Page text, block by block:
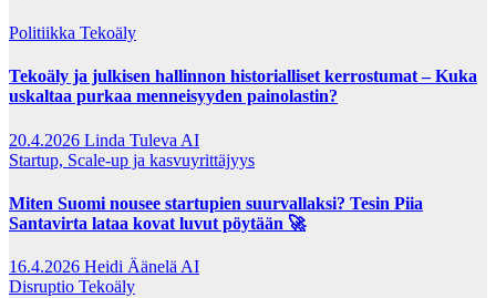
Politiikka Tekoäly
Tekoäly ja julkisen hallinnon historialliset kerrostumat – Kuka
uskaltaa purkaa menneisyyden painolastin?
20.4.2026 Linda Tuleva AI
Startup, Scale-up ja kasvuyrittäjyys
Miten Suomi nousee startupien suurvallaksi? Tesin Piia
Santavirta lataa kovat luvut pöytään 🚀
16.4.2026 Heidi Äänelä AI
Disruptio Tekoäly